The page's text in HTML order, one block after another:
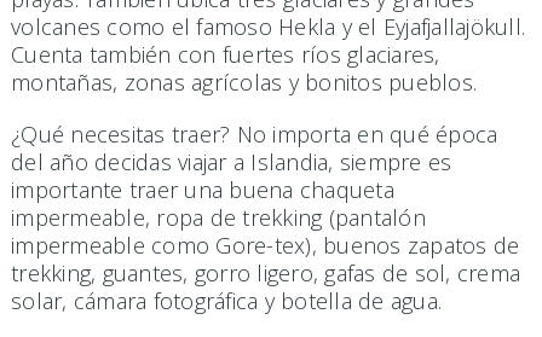
volcanes como el famoso Hekla y el Eyjafjallajökull.
Cuenta también con fuertes ríos glaciares,
montañas, zonas agrícolas y bonitos pueblos.
¿Qué necesitas traer? No importa en qué época
del año decidas viajar a Islandia, siempre es
importante traer una buena chaqueta
impermeable, ropa de trekking (pantalón
impermeable como Gore-tex), buenos zapatos de
trekking, guantes, gorro ligero, gafas de sol, crema
solar, cámara fotográfica y botella de agua.